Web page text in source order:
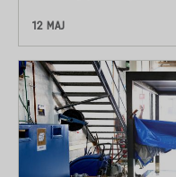
12 MAJ